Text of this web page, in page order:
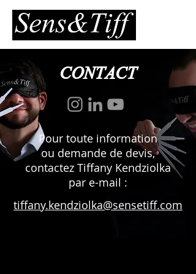
CONTACT
Pour toute information
ou demande de devis,
contactez Tiffany Kendziolka
par e-mail :
tiffany.kendziolka@sensetiff.com